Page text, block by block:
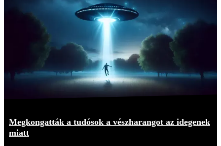
Megkongatták a tudósok a vészharangot az idegenek
miatt